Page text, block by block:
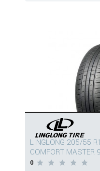
LINGLONG 205/55
COMFORT MASTER
0